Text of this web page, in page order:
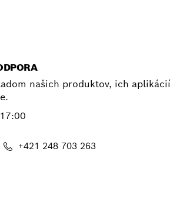
našich produktov, ich aplikácií
+421 248 703 263